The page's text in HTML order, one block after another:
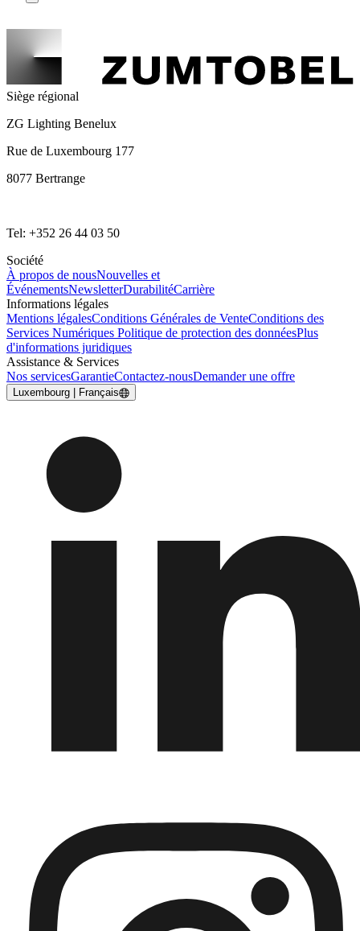
Siège régional
ZG Lighting Benelux
Rue de Luxembourg 177
8077 Bertrange
Tel: +352 26 44 03 50
Société
À propos de nousNouvelles et
ÉvénementsNewsletterDurabilitéCarrière
Informations légales
Mentions légalesConditions Générales de VenteConditions des
Services Numériques Politique de protection des donnéesPlus
d'informations juridiques
Assistance & Services
Nos servicesGarantieContactez-nousDemander une offre
Luxembourg | Français